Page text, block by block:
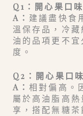
Q1：開心果口
A： 建議盡快食
溫保存品，冷
油的品項更不
度。
Q2：開心果口
A：相對偏高。
屬於高油脂高
享，搭配無糖茶